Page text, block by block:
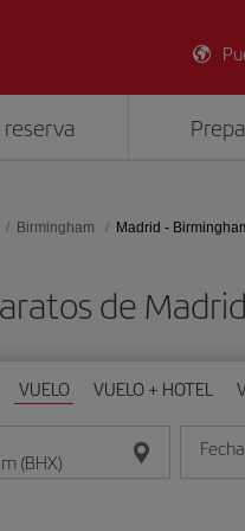
Birmingham Madrid -
de
VUELO VUELO + HOTEL